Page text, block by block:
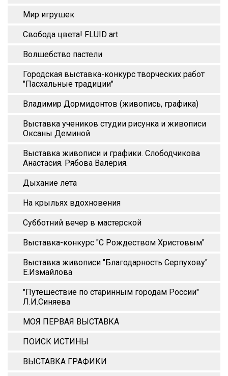
Мир игрушек
Свобода цвета! FLUID art
Волшебство пастели
Городская выставка-конкурс творческих работ
"Пасхальные традиции"
Владимир Дормидонтов (живопись, графика)
Выставка учеников студии рисунка и живописи
Оксаны Деминой
Выставка живописи и графики. Слободчикова
Анастасия. Рябова Валерия.
Дыхание лета
На крыльях вдохновения
Субботний вечер в мастерской
Выставка-конкурс "С Рождеством Христовым"
Выставка живописи "Благодарность Серпухову"
Е.Измайлова
"Путешествие по старинным городам России"
Л.И.Синяева
МОЯ ПЕРВАЯ ВЫСТАВКА
ПОИСК ИСТИНЫ
ВЫСТАВКА ГРАФИКИ